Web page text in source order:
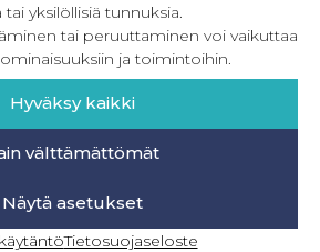
yksilöllisiä tunnuksia.
tai peruuttaminen voi vaikuttaa
ja toimintoihin.
Hyväksy kaikki
välttämättömät
Näytä asetukset
Tietosuojaseloste
ompelu